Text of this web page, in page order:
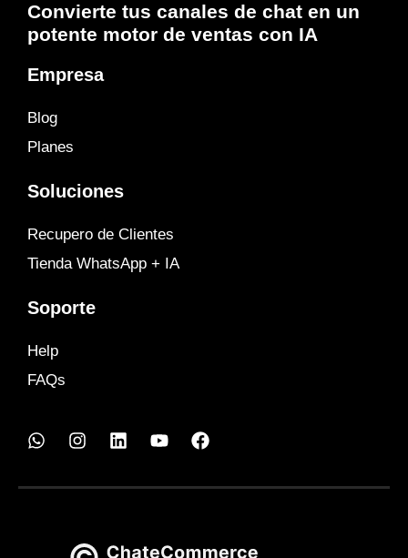
Convierte tus canales de chat en un
potente motor de ventas con IA
Empresa
Blog
Planes
Soluciones
Recupero de Clientes
Tienda WhatsApp + IA
Soporte
Help
FAQs